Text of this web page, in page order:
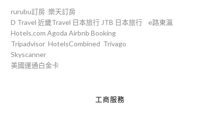
rurubu訂房 樂天訂房
D Travel 近畿Travel 日本旅行 JTB 日本旅行
e路東瀛
Hotels.com Agoda Airbnb Booking
Tripadvisor HotelsCombined Trivago
Skyscanner
美國運通白金卡
工商服務